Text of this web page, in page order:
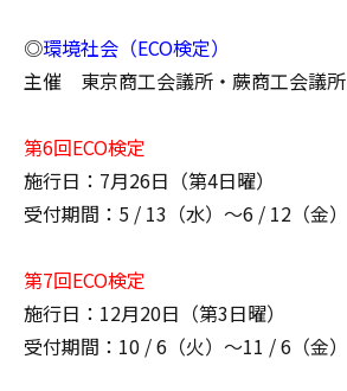
◎環境社会（ECO検定）
主催 東京商工会議所・蕨商工会議所
第6回ECO検定
施行日：7月26日（第4日曜）
受付期間：5 / 13（水）～6 / 12（金）
第7回ECO検定
施行日：12月20日（第3日曜）
受付期間：10 / 6（火）～11 / 6（金）